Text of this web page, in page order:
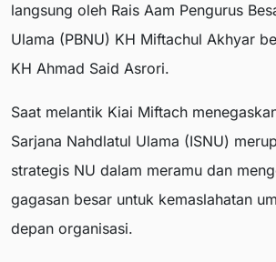
langsung oleh Rais Aam Pengurus
Ulama (PBNU) KH Miftachul Akhyar
KH Ahmad Said Asrori.
Saat melantik Kiai Miftach
Sarjana Nahdlatul Ulama (ISNU)
strategis NU dalam meramu dan
gagasan besar untuk kemaslahatan
depan organisasi.